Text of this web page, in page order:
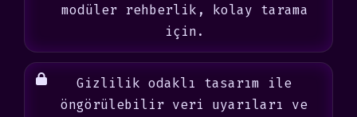
modüler rehberlik, kolay tarama
için.
Gizlilik odaklı tasarım ile
öngörülebilir veri uyarıları ve